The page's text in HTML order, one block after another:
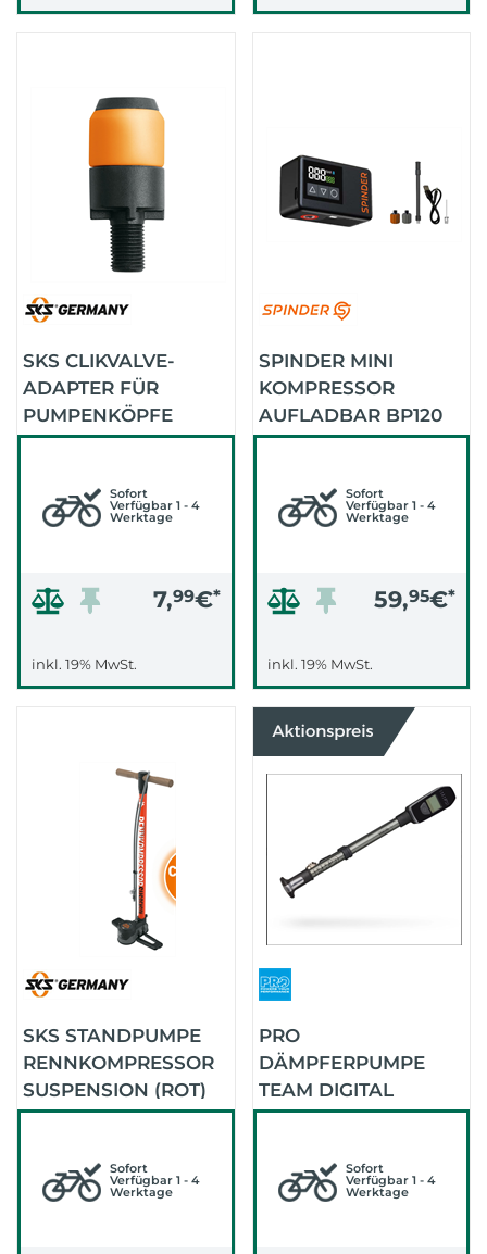
SKS CLIKVALVE-
ADAPTER FÜR
PUMPENKÖPFE
Sofort
Verfügbar 1 - 4
Werktage
7,99€*
inkl. 19% MwSt.
SPINDER MINI
KOMPRESSOR
AUFLADBAR BP120
(.)
Sofort
Verfügbar 1 - 4
Werktage
59,95€*
inkl. 19% MwSt.
SKS STANDPUMPE
RENNKOMPRESSOR
SUSPENSION (ROT)
Sofort
Verfügbar 1 - 4
Werktage
PRO
DÄMPFERPUMPE
TEAM DIGITAL
(SILBER/SCHWARZ)
Sofort
Verfügbar 1 - 4
Werktage